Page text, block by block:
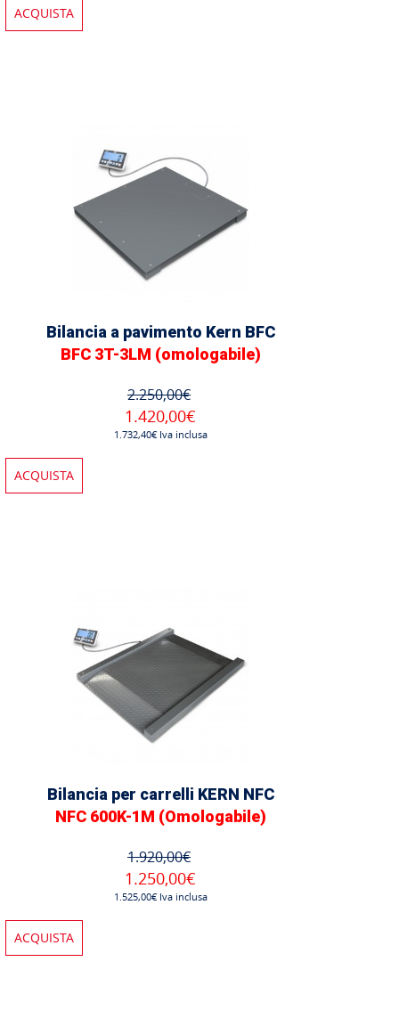
ACQUISTA
Bilancia a pavimento Kern BFC
BFC 3T-3LM (omologabile)
2.250,00€
1.420,00€
1.732,40€ Iva inclusa
ACQUISTA
Bilancia per carrelli KERN NFC
NFC 600K-1M (Omologabile)
1.920,00€
1.250,00€
1.525,00€ Iva inclusa
ACQUISTA